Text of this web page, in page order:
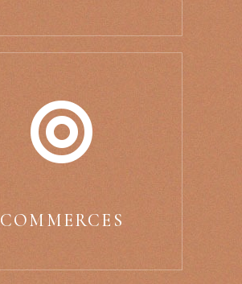
COMMERCES